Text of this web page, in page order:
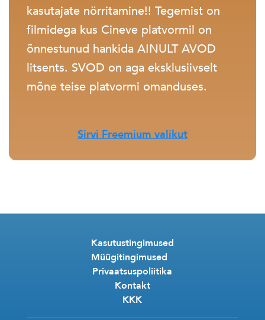
kasutajate nörritamine!! Tegemist on
filmidega kus Cineve platvormil on
õnnestunud hankida AINULT AVOD
litsents. SVOD on aga eksklusiivselt
mõne teise platvormi omanduses.
Sirvi Freemium valikut
Kasutustingimused
Müügitingimused
Privaatsuspoliitika
Kontakt
KKK